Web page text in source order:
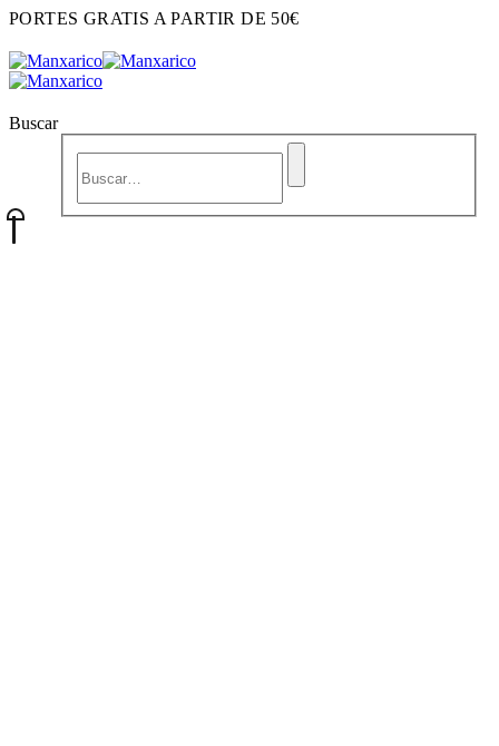
PORTES GRATIS A PARTIR DE 50€
Buscar